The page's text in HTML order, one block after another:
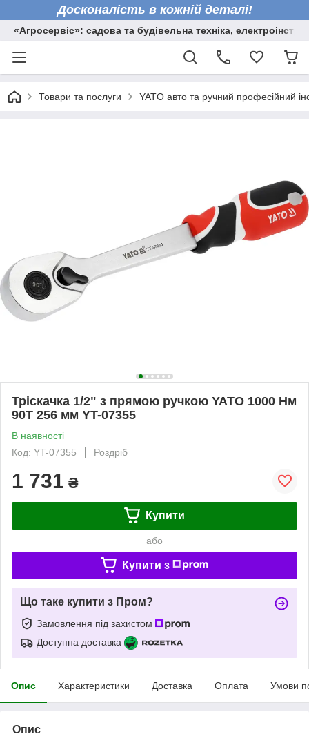
Досконалість в кожній деталі!
«Агросервіс»: садова та будівельна техніка,
Товари та послуги YATO авто та ручний професійний
Тріскачка 1/2" з прямою ручкою YATO 1000 Нм
90Т 256 мм YT-07355
В наявності
Код: YT-07355
Роздріб
1 731 ₴
Купити
або
Купити з
Що таке купити з Пром?
Замовлення під захистом
Доступна доставка
Опис Характеристики Доставка Оплата Умови
Опис